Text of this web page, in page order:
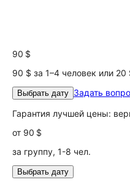
90 $
90 $ за 1–4 человек или
Выбрать дату Задать
Гарантия лучшей цены:
от 90 $
за группу, 1-8 чел.
Выбрать дату